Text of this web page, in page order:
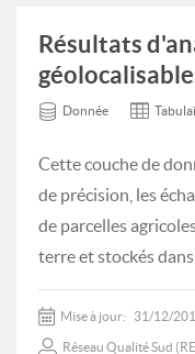
Résultats
Donnée
Cette couche de
de précision, les
de parcelles
terre et stockés
Mise à jour: 31/12/
Réseau Qualité Sud